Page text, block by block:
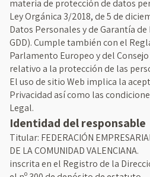
materia de protección de datos
Ley Orgánica 3/2018, de 5 de
Datos Personales y de Garantía
GDD). Cumple también con el
Parlamento Europeo y del
relativo a la protección de las
El uso de sitio Web implica la
Privacidad así como las
Legal.
Identidad del responsable
Titular: FEDERACIÓN
DE LA COMUNIDAD VALENCIANA.
inscrita en el Registro de la